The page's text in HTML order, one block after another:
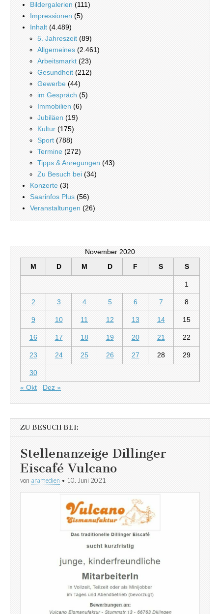
Bildergalerien (111)
Impressionen (5)
Inhalt (4.489)
5. Jahreszeit (89)
Allgemeines (2.461)
Arbeitsmarkt (23)
Gesundheit (212)
Gewerbe (44)
im Gespräch (5)
Immobilien (6)
Jubiläen (19)
Kultur (175)
Sport (788)
Termine (272)
Tipps & Anregungen (43)
Zu Besuch bei (34)
Konzerte (3)
Saarinfos Plus (56)
Veranstaltungen (26)
November 2020
M
D M D F S S
1
2 3 4 5 6 7 8
9 10 11 12 13 14 15
16 17 18 19 20 21 22
23 24 25 26 27 28 29
30
« Okt
Dez »
ZU BESUCH BEI:
Stellenanzeige Dillinger
Eiscafé Vulcano
von aramedien • 10. Juni 2021